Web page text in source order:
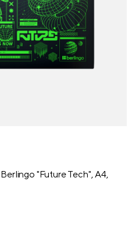
"Future Tech", А4,